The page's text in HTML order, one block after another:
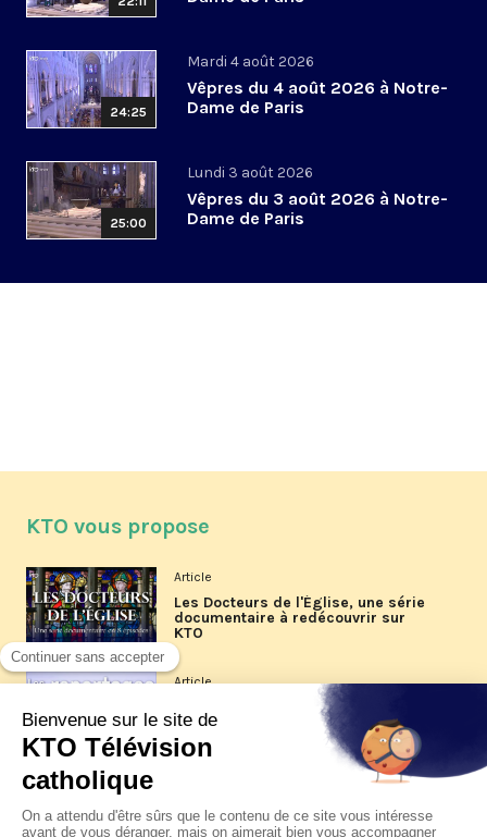
24:25
Mardi 4 août 2026
Vêpres du 4 août 2026 à Notre-
Dame de Paris
25:00
Lundi 3 août 2026
Vêpres du 3 août 2026 à Notre-
Dame de Paris
KTO vous propose
Article
Les Docteurs de l'Église, une série
documentaire à redécouvrir sur
KTO
Article
Les reportages d'été 2026 de KTO
La visite pastorale du pape Léon
XIV à Assise à suivre sur KTO le